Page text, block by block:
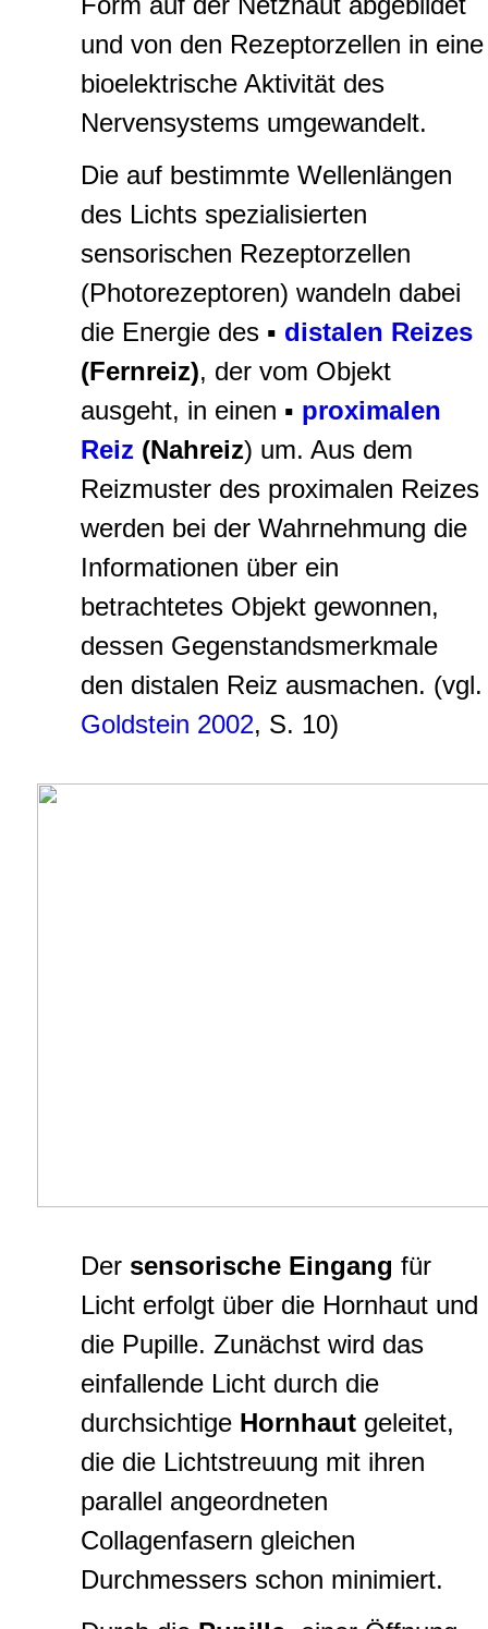
und von den Rezeptorzellen in eine
bioelektrische Aktivität des
Nervensystems umgewandelt.
Die auf bestimmte Wellenlängen
des Lichts spezialisierten
sensorischen Rezeptorzellen
(Photorezeptoren) wandeln dabei
die Energie des ▪ distalen Reizes
(Fernreiz), der vom Objekt
ausgeht, in einen ▪ proximalen
Reiz (Nahreiz) um. Aus dem
Reizmuster des proximalen Reizes
werden bei der Wahrnehmung die
Informationen über ein
betrachtetes Objekt gewonnen,
dessen Gegenstandsmerkmale
den distalen Reiz ausmachen. (vgl.
Goldstein 2002, S. 10)
Der sensorische Eingang für
Licht erfolgt über die Hornhaut und
die Pupille. Zunächst wird das
einfallende Licht durch die
durchsichtige Hornhaut geleitet,
die die Lichtstreuung mit ihren
parallel angeordneten
Collagenfasern gleichen
Durchmessers schon minimiert.